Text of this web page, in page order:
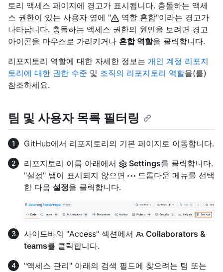
토리 액세스 페이지에 경고가 표시됩니다. 충돌하는 액세
스 권한이 있는 사용자 옆에 "
역할 혼합"이라는 경고가
나타납니다. 충돌하는 액세스 권한의 원인을 보려면 경고
아이콘을 마우스로 가리키거나 혼합 역할을 클릭합니다.
리포지토리 역할에 대한 자세한 정보는 개인 계정 리포지
토리에 대한 권한 수준 및 조직의 리포지토리 역할을(를)
참조하세요.
팀 및 사용자 목록 필터링
GitHub에서 리포지토리의 기본 페이지로 이동합니다.
리포지토리 이름 아래에서
Settings를 클릭합니다.
"설정" 탭이 표시되지 않으면
드롭다운 메뉴를 선택
한 다음 설정을 클릭합니다.
사이드바의 "Access" 섹션에서
Collaborators &
teams를 클릭합니다.
"액세스 관리" 아래의 검색 필드에 찾으려는 팀 또는